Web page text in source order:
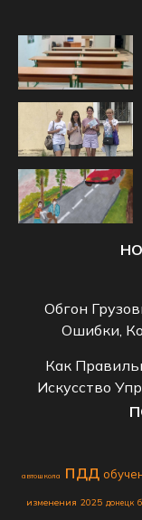
Обгон
Ошибки,
Как
Искусство
автошкола пдд
изменения 2025 донецк